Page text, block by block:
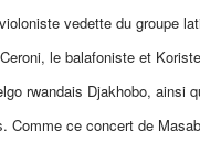
violoniste vedette du groupe
le balafoniste et Koriste
rwandais Djakhobo, ainsi
Comme ce concert de